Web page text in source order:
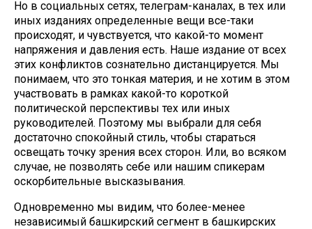
Но в социальных сетях, телеграм-каналах, в тех или
иных изданиях определенные вещи все-таки
происходят, и чувствуется, что какой-то момент
напряжения и давления есть. Наше издание от всех
этих конфликтов сознательно дистанцируется. Мы
понимаем, что это тонкая материя, и не хотим в этом
участвовать в рамках какой-то короткой
политической перспективы тех или иных
руководителей. Поэтому мы выбрали для себя
достаточно спокойный стиль, чтобы стараться
освещать точку зрения всех сторон. Или, во всяком
случае, не позволять себе или нашим спикерам
оскорбительные высказывания.
Одновременно мы видим, что более-менее
независимый башкирский сегмент в башкирских